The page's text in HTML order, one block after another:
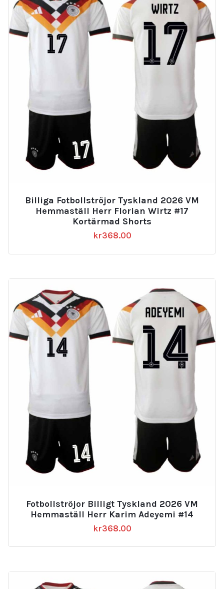
Billiga Fotbollströjor Tyskland 2026 VM
Hemmaställ Herr Florian Wirtz #17
Kortärmad Shorts
kr368.00
Fotbollströjor Billigt Tyskland 2026 VM
Hemmaställ Herr Karim Adeyemi #14
kr368.00